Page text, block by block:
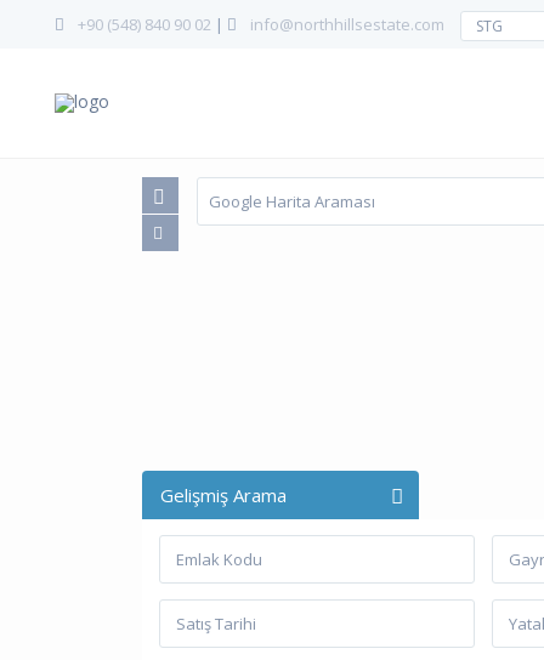
+90 (548) 840 90 02 | info@northhillsestate.com STG
Gelişmiş Arama